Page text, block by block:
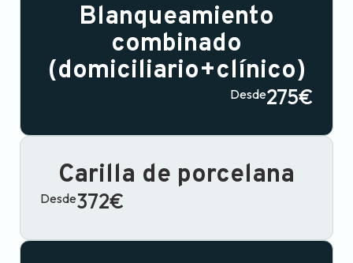
Blanqueamiento
combinado
(domiciliario+clínico)
275€
Desde
Carilla de porcelana
Desde372€